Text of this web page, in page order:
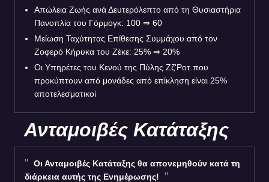
Απώλεια Ζωής ανά Δευτερόλεπτο από τη Θυσιαστήρια
Πανοπλία του Γόρμογκ: 100 ⇒ 60
Μείωση Ταχύτητας Επίθεσης Συμμάχου από τον
Ζοφερό Κήρυκα του Ζέκε: 25% ⇒ 20%
Οι Υπηρέτες του Κενού της Πύλης Ζζ'Ροτ που
προκύπτουν από μονάδες από επίκληση είναι 25%
αποτελεσματικοί
Ανταμοιβές Κατάταξης
Οι Ανταμοιβές Κατάταξης θα απονεμηθούν κατά τη
διάρκεια αυτής της Ενημέρωσης!